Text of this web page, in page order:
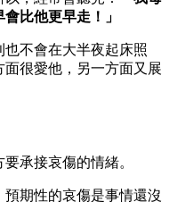
比他更早走！」
不會在大半夜起床照
很愛他，另一方面又展
承接哀傷的情緒。
期性的哀傷是事情還沒